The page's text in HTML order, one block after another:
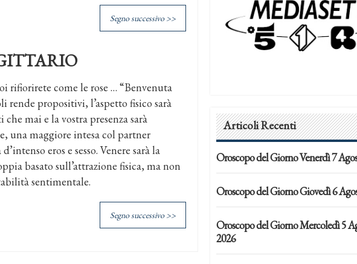
Segno successivo >>
rifiorirete come le rose … “Benvenuta
rende propositivi, l’aspetto fisico sarà
mai e la vostra presenza sarà
una maggiore intesa col partner
eros e sesso. Venere sarà la
basato sull’attrazione fisica, ma non
sentimentale.
Segno successivo >>
Articoli Recenti
Oroscopo del Giorno Venerdì 7
Oroscopo del Giorno Giovedì 6
Oroscopo del Giorno Mercoledì 5
2026